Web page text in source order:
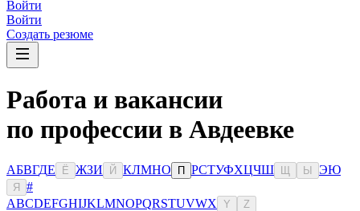
Войти
Войти
Создать резюме
Работа и вакансии
по профессии в Авдеевке
АБВГДЕ Ё ЖЗИ Й КЛМНО П РСТУФХЦЧШ Ы ЭЮ
Я
#
ABCDEFGHIJKLMNOPQRSTUVWX Y Z